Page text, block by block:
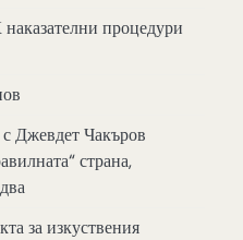
процедури
Джевдет Чакъров
страна,
за изкуствения